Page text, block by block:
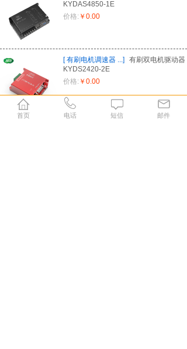
KYDAS4850-1E
价格: ￥0.00
[有刷电机调速器 ...]
有刷双电机驱动器
KYDS2420-2E
价格: ￥0.00
首页 电话 短信 邮件